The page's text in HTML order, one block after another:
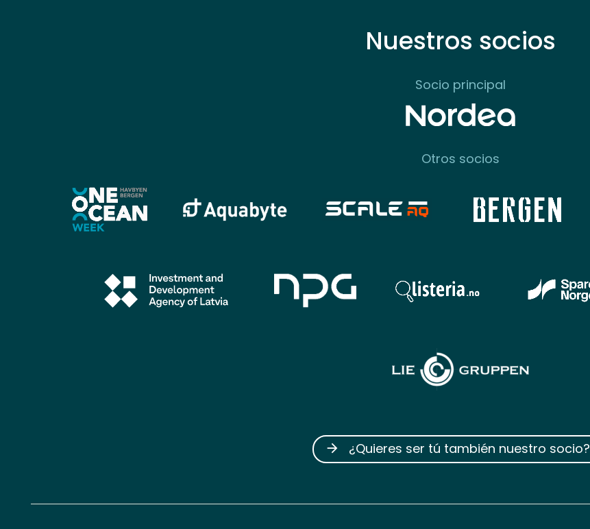
Nuestros socios
Socio principal
Otros socios
arrow_forward ¿Quieres ser tú también nuestro socio?